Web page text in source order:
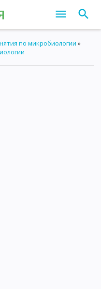
по микробиологии »